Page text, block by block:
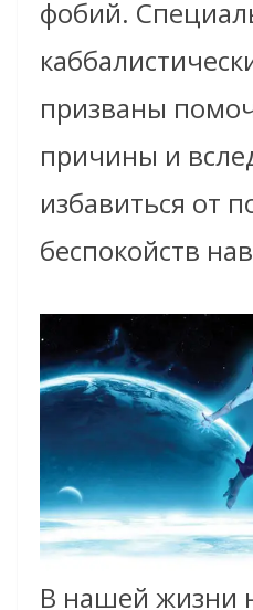
фобий.
призваны
причины и
избавиться от
беспокойств
В нашей жизни